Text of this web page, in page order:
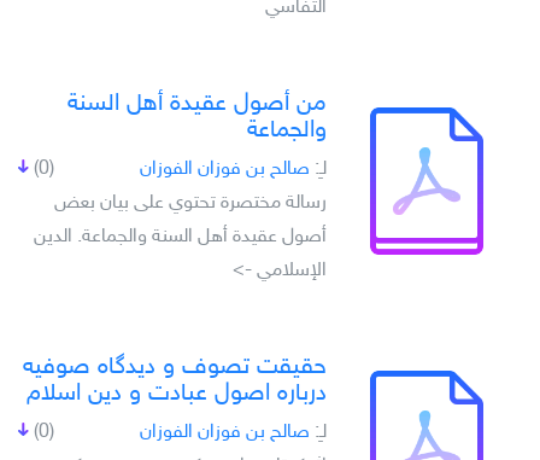
التفاسي
من أصول عقيدة أهل السنة
والجماعة
(0) لـِ: صالح بن فوزان الفوزان
رسالة مختصرة تحتوي على بيان بعض
أصول عقيدة أهل السنة والجماعة. الدين
الإسلامي ->
حقيقت تصوف و ديدگاه صوفيه
درباره اصول عبادت و دين اسلام
(0) لـِ: صالح بن فوزان الفوزان